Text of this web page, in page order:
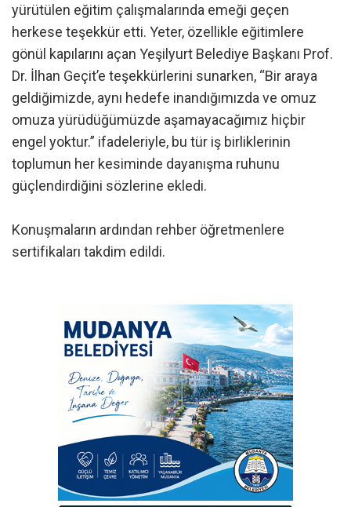
yürütülen eğitim çalışmalarında emeği geçen
herkese teşekkür etti. Yeter, özellikle eğitimlere
gönül kapılarını açan Yeşilyurt Belediye Başkanı Prof.
Dr. İlhan Geçit’e teşekkürlerini sunarken, “Bir araya
geldiğimizde, aynı hedefe inandığımızda ve omuz
omuza yürüdüğümüzde aşamayacağımız hiçbir
engel yoktur.” ifadeleriyle, bu tür iş birliklerinin
toplumun her kesiminde dayanışma ruhunu
güçlendirdiğini sözlerine ekledi.
Konuşmaların ardından rehber öğretmenlere
sertifikaları takdim edildi.